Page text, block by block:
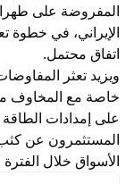
المفروضة على
الإيراني، في
اتفاق محتمل.
ويزيد تعثر
خاصة مع المخاوف من
على إمدادات
المستثمرون عن
الأسواق خلال الفترة